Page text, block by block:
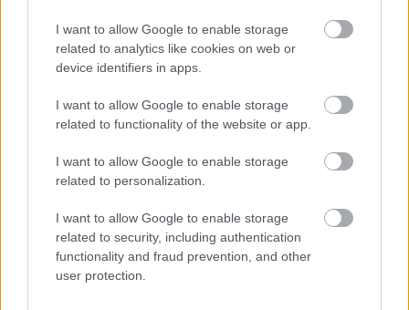
I want to allow Google to enable storage
related to analytics like cookies on web or
device identifiers in apps.
I want to allow Google to enable storage
related to functionality of the website or app.
I want to allow Google to enable storage
related to personalization.
I want to allow Google to enable storage
related to security, including authentication
functionality and fraud prevention, and other
user protection.